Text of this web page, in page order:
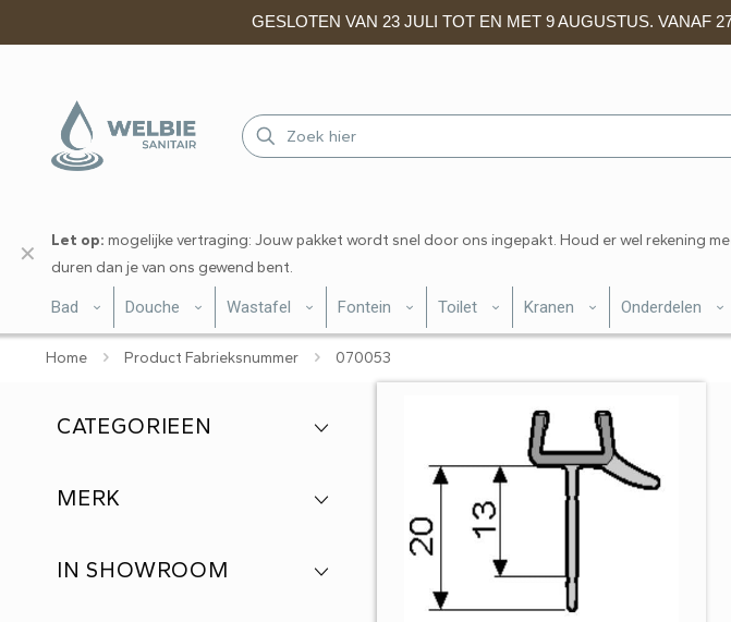
GESLOTEN VAN 23 JULI TOT EN MET 9 AUGUSTUS. VANAF
Let op: mogelijke vertraging: Jouw pakket wordt snel door ons ingepakt. Houd er wel rekening
duren dan je van ons gewend bent.
✕
Bad Douche Wastafel Fontein Toilet Kranen Onderdelen
Home Product Fabrieksnummer 070053
CATEGORIEEN
MERK
IN SHOWROOM